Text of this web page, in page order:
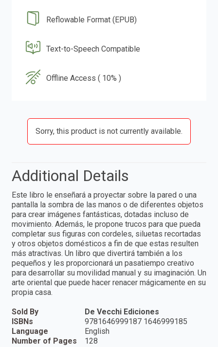
Reflowable Format (EPUB)
Text-to-Speech Compatible
Offline Access ( 10% )
Sorry, this product is not currently available.
Additional Details
Este libro le enseñará a proyectar sobre la pared o una
pantalla la sombra de las manos o de diferentes objetos
para crear imágenes fantásticas, dotadas incluso de
movimiento. Además, le propone trucos para que pueda
completar sus figuras con cordeles, siluetas recortadas
y otros objetos domésticos a fin de que estas resulten
más atractivas. Un libro que divertirá también a los
pequeños y les proporcionará un pasatiempo creativo
para desarrollar su movilidad manual y su imaginación. Un
arte oriental que puede hacer renacer mágicamente en su
propia casa.
Sold By
De Vecchi Ediciones
ISBNs
9781646999187 1646999185
Language
English
Number of Pages
128